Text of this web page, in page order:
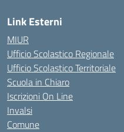
Link Esterni
MIUR
Ufficio Scolastico Regionale
Ufficio Scolastico Territoriale
Scuola in Chiaro
Iscrizioni On Line
Invalsi
Comune